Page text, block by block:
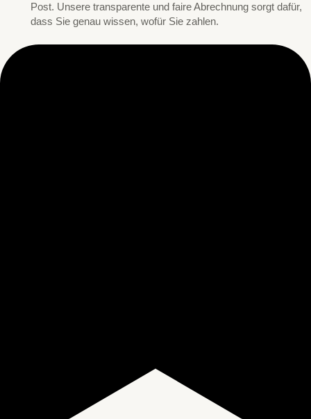
Post. Unsere transparente und faire Abrechnung sorgt dafür,
dass Sie genau wissen, wofür Sie zahlen.